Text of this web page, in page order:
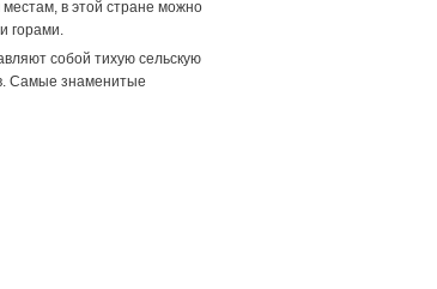
в этой стране можно
горами.
собой тихую сельскую
Самые знаменитые